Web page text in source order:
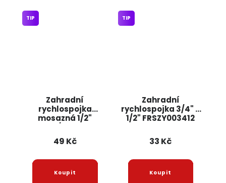
Zahradní
rychlospojka
mosazná 1/2"
F3532/F400-48
JIPOS
TIP
49 Kč
Zahradní
rychlospojka 3/4" -
1/2" FRSZY003412
TIP
33 Kč